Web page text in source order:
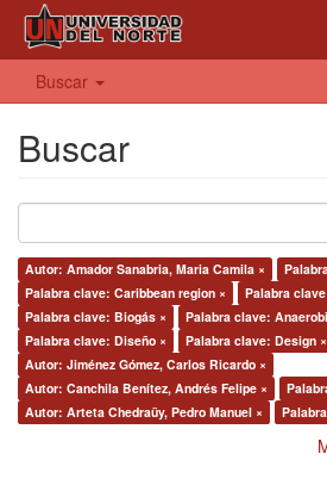
Buscar
Buscar
Autor: Amador Sanabria, Maria Camila ×
Palabra clave: Caribbean region ×
Palabra
Palabra clave: Biogás ×
Palabra clave:
Palabra clave: Diseño ×
Palabra clave: Design ×
Autor: Jiménez Gómez, Carlos Ricardo ×
Autor: Canchila Benítez, Andrés Felipe ×
Autor: Arteta Chedraüy, Pedro Manuel ×